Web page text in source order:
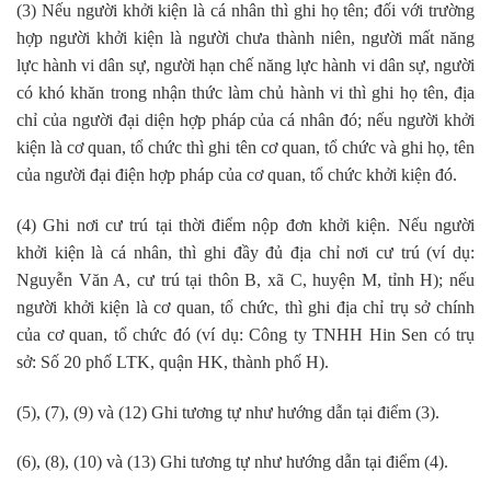
(3) Nếu người khởi kiện là cá nhân thì ghi họ tên; đối với trường
hợp người khởi kiện là người chưa thành niên, người mất năng
lực hành vi dân sự, người hạn chế năng lực hành vi dân sự, người
có khó khăn trong nhận thức làm chủ hành vi thì ghi họ tên, địa
chỉ của người đại diện hợp pháp của cá nhân đó; nếu người khởi
kiện là cơ quan, tổ chức thì ghi tên cơ quan, tổ chức và ghi họ, tên
của người đại điện hợp pháp của cơ quan, tổ chức khởi kiện đó.
(4) Ghi nơi cư trú tại thời điểm nộp đơn khởi kiện. Nếu người
khởi kiện là cá nhân, thì ghi đầy đủ địa chỉ nơi cư trú (ví dụ:
Nguyễn Văn A, cư trú tại thôn B, xã C, huyện M, tỉnh H); nếu
người khởi kiện là cơ quan, tổ chức, thì ghi địa chỉ trụ sở chính
của cơ quan, tổ chức đó (ví dụ: Công ty TNHH Hin Sen có trụ
sở: Số 20 phố LTK, quận HK, thành phố H).
(5), (7), (9) và (12) Ghi tương tự như hướng dẫn tại điểm (3).
(6), (8), (10) và (13) Ghi tương tự như hướng dẫn tại điểm (4).